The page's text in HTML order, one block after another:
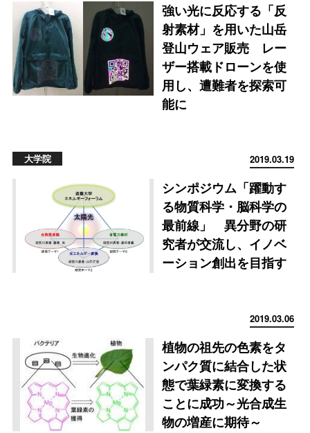
強い光に反応する「反
射素材」を用いた山岳
登山ウェア販売 レー
ザー搭載ドローンを使
用し、遭難者を探索可
能に
大学院 2019.03.19
シンポジウム「躍動す
る物質科学・脳科学の
最前線」 異分野の研
究者が交流し、イノベ
ーション創出を目指す
2019.03.06
植物の祖先の色素をタ
ンパク質に結合した状
態で葉緑素に変換する
ことに成功～光合成生
物の増産に期待～